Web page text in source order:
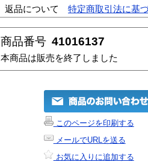
返品について
特定商取引法に基
商品番号 41016137
本商品は販売を終了しました
このページを印刷する
メールでURLを送る
お気に入りに追加する